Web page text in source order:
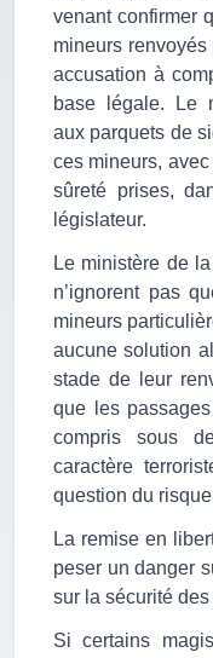
venant confirmer
mineurs
accusation à
base légale. Le
aux parquets de
ces mineurs,
sûreté prises,
législateur.
Le ministère de
n’ignorent pas
mineurs
aucune solution
stade de leur
que les
compris sous
caractère
question du
La remise en
peser un danger
sur la sécurité
Si certains